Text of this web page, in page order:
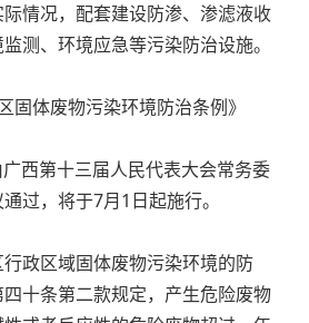
情况，配套建设防渗、渗滤液收
测、环境应急等污染防治设施。
固体废物污染环境防治条例》
西第十三届人民代表大会常务委
过，将于7月1日起施行。
政区域固体废物污染环境的防
十条第二款规定，产生危险废物